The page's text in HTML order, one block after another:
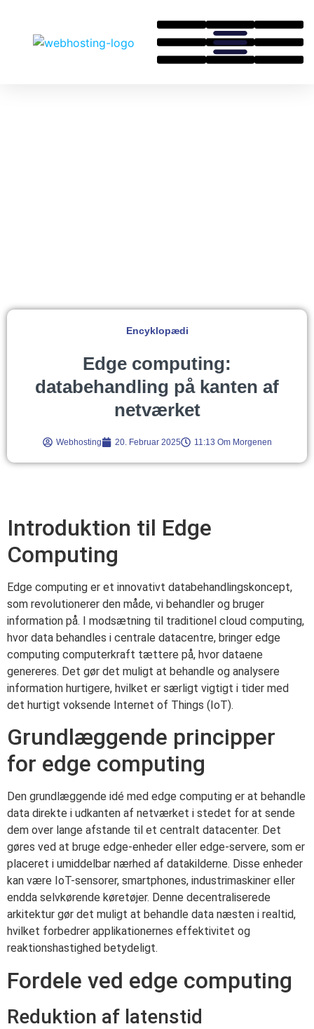
Encyklopædi
Edge computing:
databehandling på kanten af
netværket
Webhosting 20. Februar 2025 11:13 Om Morgenen
Introduktion til Edge
Computing
Edge computing er et innovativt databehandlingskoncept,
som revolutionerer den måde, vi behandler og bruger
information på. I modsætning til traditionel cloud computing,
hvor data behandles i centrale datacentre, bringer edge
computing computerkraft tættere på, hvor dataene
genereres. Det gør det muligt at behandle og analysere
information hurtigere, hvilket er særligt vigtigt i tider med
det hurtigt voksende Internet of Things (IoT).
Grundlæggende principper
for edge computing
Den grundlæggende idé med edge computing er at behandle
data direkte i udkanten af netværket i stedet for at sende
dem over lange afstande til et centralt datacenter. Det
gøres ved at bruge edge-enheder eller edge-servere, som er
placeret i umiddelbar nærhed af datakilderne. Disse enheder
kan være IoT-sensorer, smartphones, industrimaskiner eller
endda selvkørende køretøjer. Denne decentraliserede
arkitektur gør det muligt at behandle data næsten i realtid,
hvilket forbedrer applikationernes effektivitet og
reaktionshastighed betydeligt.
Fordele ved edge computing
Reduktion af latenstid